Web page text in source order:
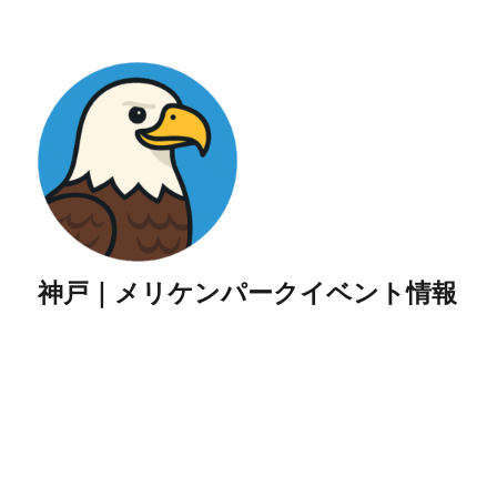
神戸｜メリケンパークイベント情報